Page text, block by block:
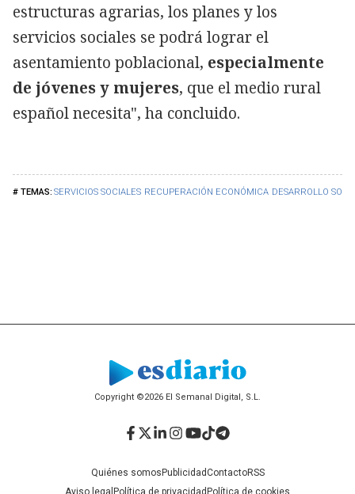
SERVICIOS SOCIALES RECUPERACIÓN ECONÓMICA DESARROLLO
estructuras agrarias, los planes y los
servicios sociales se podrá lograr el
asentamiento poblacional, especialmente
de jóvenes y mujeres, que el medio rural
español necesita", ha concluido.
Copyright ©2026 El Semanal Digital, S.L.
Quiénes somos PublicidadContactoRSS
Aviso legal Política de privacidad Política de cookies
Facebook
Twitter
LinkedIn
Instagram
YouTube
TikTok
Telegram